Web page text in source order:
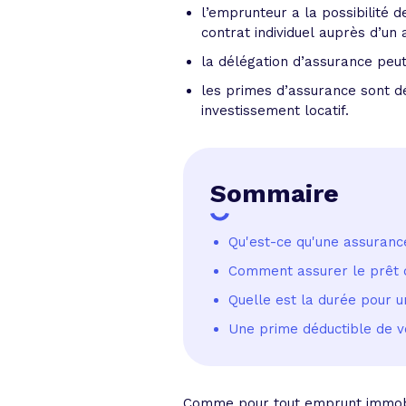
l’emprunteur a la possibilité
contrat individuel auprès d’un
la délégation d’assurance
les primes d’assurance sont
investissement locatif.
Sommaire
Qu'est-ce qu'une
Comment assurer le prêt
Quelle est la durée pour
Une prime déductible de